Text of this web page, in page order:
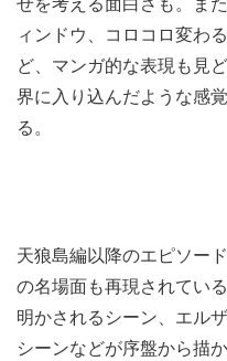
ィンドウ、コロコロ変わ
ど、マンガ的な表現も見
界に入り込んだような感
る。
天狼島編以降のエピソー
の名場面も再現されてい
明かされるシーン、エル
シーンなどが序盤から描